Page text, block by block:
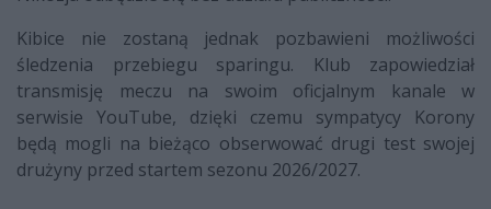
Kibice nie zostaną jednak pozbawieni możliwości
śledzenia przebiegu sparingu. Klub zapowiedział
transmisję meczu na swoim oficjalnym kanale w
serwisie YouTube, dzięki czemu sympatycy Korony
będą mogli na bieżąco obserwować drugi test swojej
drużyny przed startem sezonu 2026/2027.